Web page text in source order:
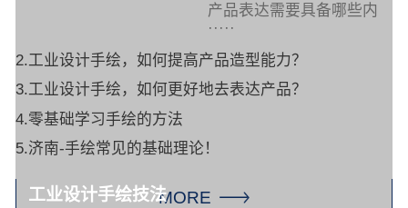
工业设计手绘技法
产品表达需要具备哪些内
·····
2.工业设计手绘，如何提高产品造型能力？
3.工业设计手绘，如何更好地去表达产品？
4.零基础学习手绘的方法
5.济南-手绘常见的基础理论！
MORE